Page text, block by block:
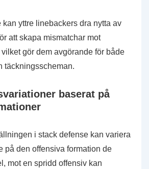
kan yttre linebackers dra nytta av
att skapa mismatchar mot
gör dem avgörande för både
täckningsscheman.
baserat på
i stack defense kan variera
på den offensiva formation de
mot en spridd offensiv kan